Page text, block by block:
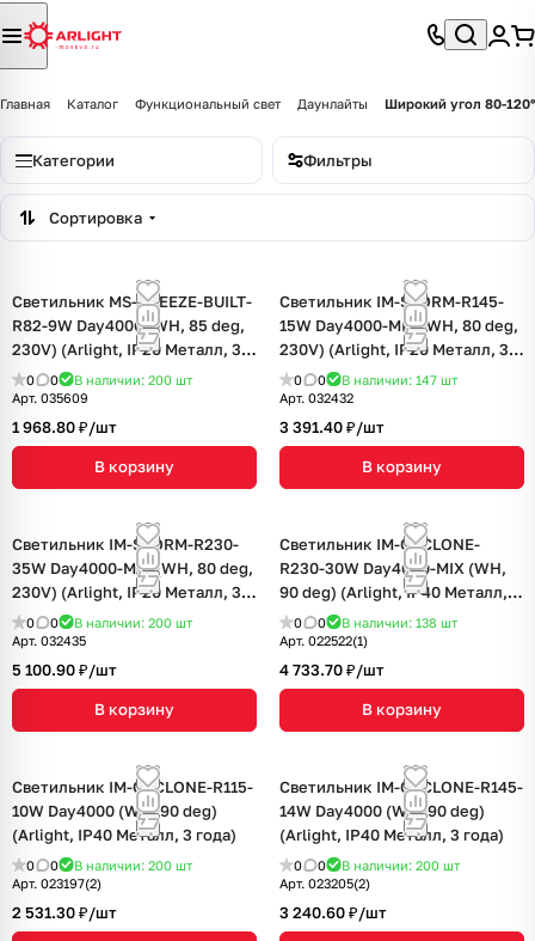
Главная Каталог Функциональный свет Даунлайты Широкий угол 80-120°
Категории Фильтры
Сортировка
Светильник MS-BREEZE-BUILT-
R82-9W Day4000 (WH, 85 deg,
230V) (Arlight, IP20 Металл, 3
года)
0 0 В наличии: 200 шт
Арт. 035609
1 968.80 ₽/шт
В корзину
Светильник IM-STORM-R145-
15W Day4000-MIX (WH, 80 deg,
230V) (Arlight, IP20 Металл, 3
года)
0 0 В наличии: 147 шт
Арт. 032432
3 391.40 ₽/шт
В корзину
Светильник IM-STORM-R230-
35W Day4000-MIX (WH, 80 deg,
230V) (Arlight, IP20 Металл, 3
года)
0 0 В наличии: 200 шт
Арт. 032435
5 100.90 ₽/шт
В корзину
Светильник IM-CYCLONE-
R230-30W Day4000-MIX (WH,
90 deg) (Arlight, IP40 Металл, 3
года)
0 0 В наличии: 138 шт
Арт. 022522(1)
4 733.70 ₽/шт
В корзину
Светильник IM-CYCLONE-R115-
10W Day4000 (WH, 90 deg)
(Arlight, IP40 Металл, 3 года)
0 0 В наличии: 200 шт
Арт. 023197(2)
2 531.30 ₽/шт
Светильник IM-CYCLONE-R145-
14W Day4000 (WH, 90 deg)
(Arlight, IP40 Металл, 3 года)
0 0 В наличии: 200 шт
Арт. 023205(2)
3 240.60 ₽/шт